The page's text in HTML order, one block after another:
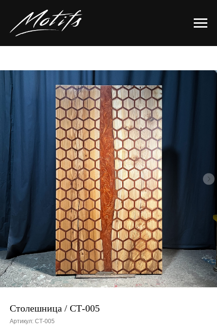
Столешница / СТ-005
Артикул: СТ-005